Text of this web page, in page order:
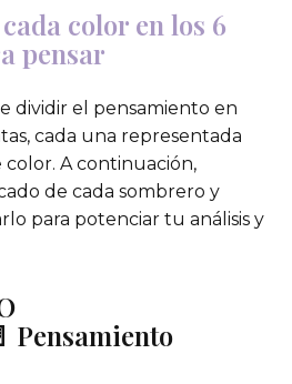
color en los 6
pensar
dividir el pensamiento en
cada una representada
A continuación,
de cada sombrero y
para potenciar tu análisis y
Pensamiento